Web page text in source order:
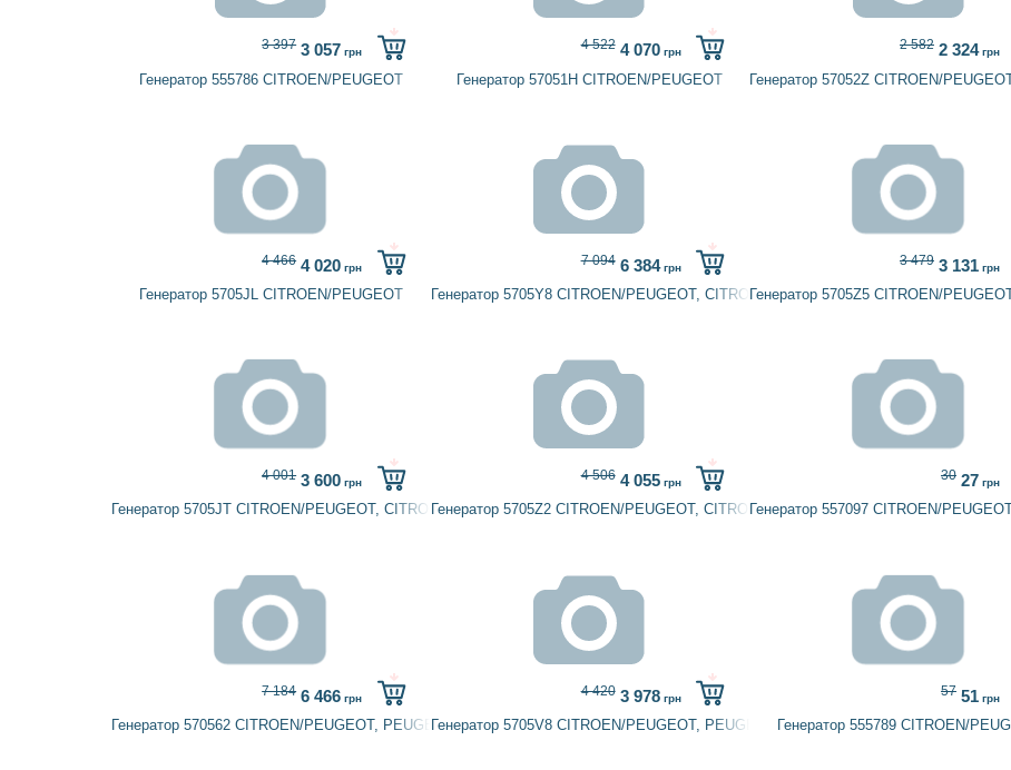
Генератор 555786 CITROEN/PEUGEOT
3 397 3 057 грн
Генератор 57051H CITROEN/PEUGEOT
4 522 4 070грн
Генератор 57052Z CITROEN/
2 582 2 324грн
Генератор 5705JL CITROEN/PEUGEOT
4 466 4 020 грн
Генератор 5705Y8 CITROEN/PEUGEOT, CITROËN
7 094 6 384грн
Генератор 5705Z5 CITROEN/
3 479 3 131 грн
Генератор 5705JT CITROEN/PEUGEOT, CITROËN, TALBOT
4 001 3 600 грн
Генератор 5705Z2 CITROEN/PEUGEOT, CITROËN, PEUGEOT
4 506 4 055грн
Генератор 557097 CITROEN/
30 27 грн
Генератор 570562 CITROEN/PEUGEOT, PEUGEOT
7 184 6 466 грн
Генератор 5705V8 CITROEN/PEUGEOT, PEUGEOT
4 420 3 978грн
Генератор 555789 CITROEN/
57 51 грн